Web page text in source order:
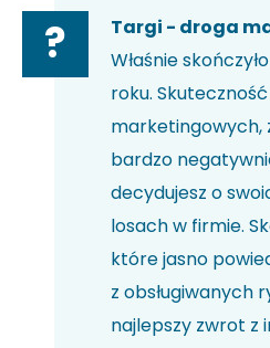
?
Targi - droga
Właśnie
roku. Skuteczność
marketingowych,
bardzo
decydujesz o
losach w firmie.
które jasno
z obsługiwanych
najlepszy zwrot z